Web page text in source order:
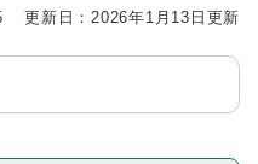
更新日：2026年1月13日更新